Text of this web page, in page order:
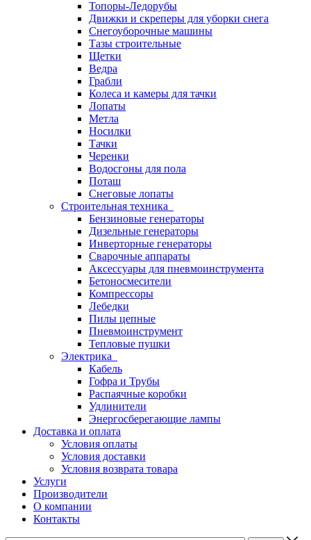
Топоры-Ледорубы
Движки и скреперы для уборки снега
Снегоуборочные машины
Тазы строительные
Щетки
Ведра
Грабли
Колеса и камеры для тачки
Лопаты
Метла
Носилки
Тачки
Черенки
Водосгоны для пола
Поташ
Снеговые лопаты
Строительная техника
Бензиновые генераторы
Дизельные генераторы
Инверторные генераторы
Сварочные аппараты
Аксессуары для пневмоинструмента
Бетоносмесители
Компрессоры
Лебедки
Пилы цепные
Пневмоинструмент
Тепловые пушки
Электрика
Кабель
Гофра и Трубы
Распаячные коробки
Удлинители
Энергосберегающие лампы
Доставка и оплата
Условия оплаты
Условия доставки
Условия возврата товара
Услуги
Производители
О компании
Контакты